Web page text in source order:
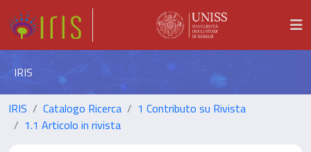
IRIS
IRIS Catalogo Ricerca
1 Contributo su Rivista
1.1 Articolo in rivista